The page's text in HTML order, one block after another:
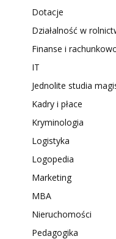
Dotacje
Działalność w
Finanse i
IT
Jednolite studia
Kadry i płace
Kryminologia
Logistyka
Logopedia
Marketing
MBA
Nieruchomości
Pedagogika